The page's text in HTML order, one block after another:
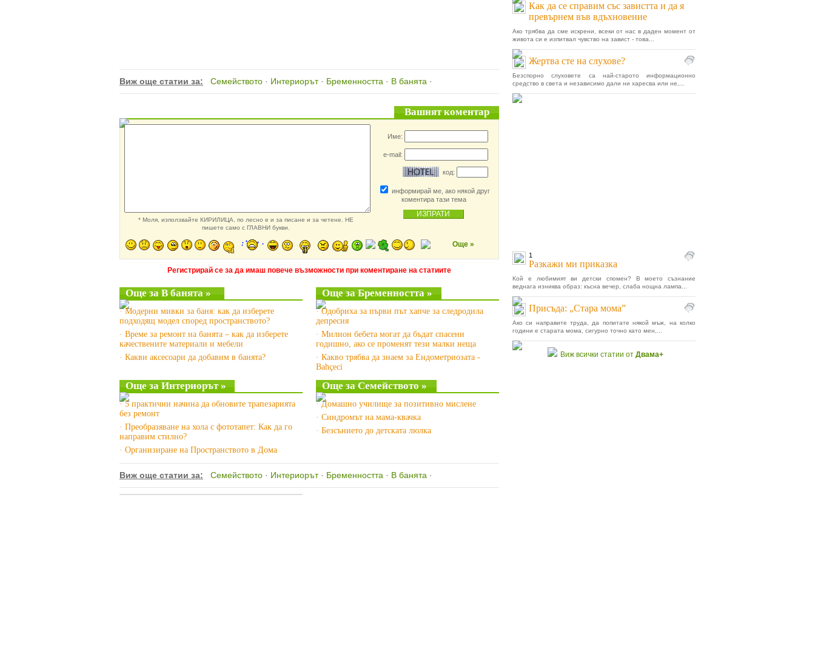
Виж още статии за: Семейството · Интериорът· Бременността · В банята ·
Вашият коментар
* Моля, използвайте КИРИЛИЦА, по лесно е и за писане и за четене. НЕ
пишете само с ГЛАВНИ букви.
Име:
e-mail:
код:
информирай ме, ако някой друг
коментира тази тема
Още »
Регистрирай се за да имаш повече възможности при коментиране на статиите
Още за В банята »
· Модерни мивки за баня: как да изберете
подходящ модел според пространството?
· Време за ремонт на банята – как да изберете
качествените материали и мебели
· Какви аксесоари да добавим в банята?
Още за Бременността »
· Одобриха за първи път хапче за следродила
депресия
· Милион бебета могат да бъдат спасени
годишно, ако се променят тези малки неща
· Какво трябва да знаем за Ендометриозата -
Bahçeci
Още за Интериорът »
· 5 практични начина да обновите трапезарията
без ремонт
· Преобразяване на хола с фототапет: Как да го
направим стилно?
· Организиране на Пространството в Дома
Още за Семейството »
· Домашно училище за позитивно мислене
· Синдромът на мама-квачка
· Безсънието до детската люлка
Виж още статии за: Семейството · Интериорът· Бременността · В банята ·
Как да се справим със завистта и да я
превърнем във вдъхновение
Ако трябва да сме искрени, всеки от нас в даден момент от
живота си е изпитвал чувство на завист - това...
Жертва сте на слухове?
Безспорно слуховете са най-старото информационно
средство в света и независимо дали ни харесва или не,...
1
Разкажи ми приказка
Кой е любимият ви детски спомен? В моето съзнание
веднага изниква образ: късна вечер, слаба нощна лампа...
Присъда: „Стара мома”
Ако си направите труда, да попитате някой мъж, на колко
години е старата мома, сигурно точно като мен,...
Виж всички статии от Двама+